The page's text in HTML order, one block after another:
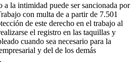
la intimidad puede ser sancionada por
con multa de a partir de 7.501
de este derecho en el trabajo al
el registro en las taquillas y
cuando sea necesario para la
y del de los demás